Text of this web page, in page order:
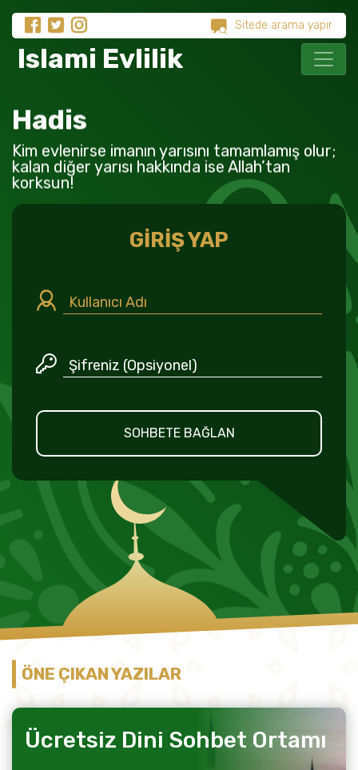
Islami Evlilik
Hadis
Kim evlenirse imanın yarısını tamamlamış olur;
kalan diğer yarısı hakkında ise Allah’tan
korksun!
GİRİŞ YAP
SOHBETE BAĞLAN
ÖNE ÇIKAN YAZILAR
Ücretsiz Dini Sohbet Ortamı